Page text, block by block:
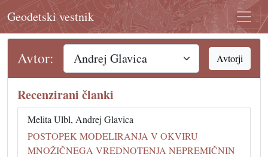
Geodetski vestnik
Avtor: Avtorji
Recenzirani članki
Melita Ulbl, Andrej Glavica
POSTOPEK MODELIRANJA V OKVIRU
MNOŽIČNEGA VREDNOTENJA NEPREMIČNIN